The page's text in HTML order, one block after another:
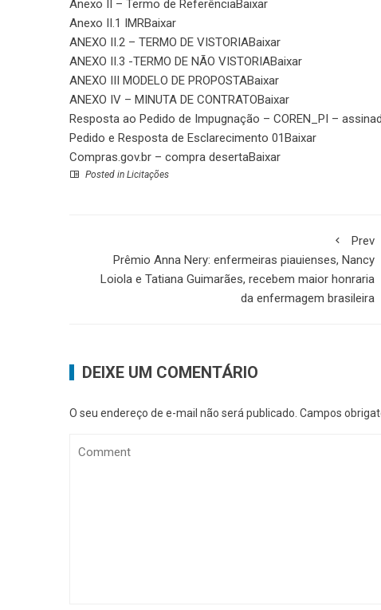
Anexo II – Termo de ReferênciaBaixar
Anexo II.1 IMRBaixar
ANEXO II.2 – TERMO DE VISTORIABaixar
ANEXO II.3 -TERMO DE NÃO VISTORIABaixar
ANEXO III MODELO DE PROPOSTABaixar
ANEXO IV – MINUTA DE CONTRATOBaixar
Resposta ao Pedido de Impugnação – COREN_PI –
Pedido e Resposta de Esclarecimento 01Baixar
Compras.gov.br – compra desertaBaixar
Posted in Licitações
Prev
Prêmio Anna Nery: enfermeiras piauienses, Nancy
Loiola e Tatiana Guimarães, recebem maior honraria
da enfermagem brasileira
DEIXE UM COMENTÁRIO
O seu endereço de e-mail não será publicado. Campos